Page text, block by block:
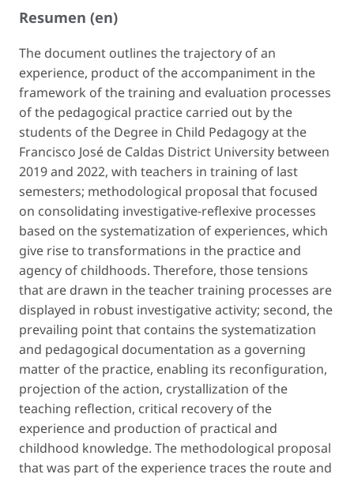
Resumen (en)
The document outlines the trajectory of an
experience, product of the accompaniment in the
framework of the training and evaluation processes
of the pedagogical practice carried out by the
students of the Degree in Child Pedagogy at the
Francisco José de Caldas District University between
2019 and 2022, with teachers in training of last
semesters; methodological proposal that focused
on consolidating investigative-reflexive processes
based on the systematization of experiences, which
give rise to transformations in the practice and
agency of childhoods. Therefore, those tensions
that are drawn in the teacher training processes are
displayed in robust investigative activity; second, the
prevailing point that contains the systematization
and pedagogical documentation as a governing
matter of the practice, enabling its reconfiguration,
projection of the action, crystallization of the
teaching reflection, critical recovery of the
experience and production of practical and
childhood knowledge. The methodological proposal
that was part of the experience traces the route and